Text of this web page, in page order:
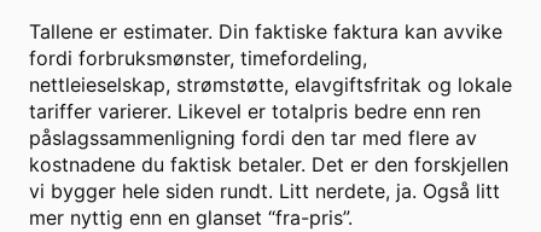
Tallene er estimater. Din faktiske faktura kan avvike
fordi forbruksmønster, timefordeling,
nettleieselskap, strømstøtte, elavgiftsfritak og lokale
tariffer varierer. Likevel er totalpris bedre enn ren
påslagssammenligning fordi den tar med flere av
kostnadene du faktisk betaler. Det er den forskjellen
vi bygger hele siden rundt. Litt nerdete, ja. Også litt
mer nyttig enn en glanset “fra-pris”.